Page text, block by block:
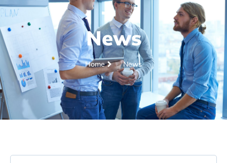
News
Home News